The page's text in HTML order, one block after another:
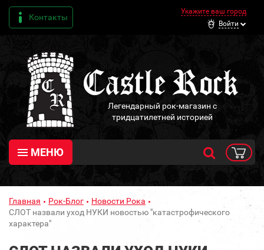
Контакты
Укажите ваш город
Войти
Легендарный рок-магазин с
тридцатилетней историей
МЕНЮ
Главная Рок-Блог
Новости Рока
СЛОТ назвали уход НУКИ новостью "катастрофического
характера"